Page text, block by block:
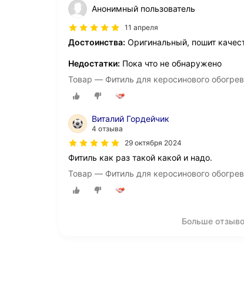
Анонимный пользователь
11 апреля
Достоинства: Оригинальный, пошит
Недостатки: Пока что не обнаружено
Товар — Фитиль для керосинового
Виталий Гордейчик
4 отзыва
29 октября 2024
Фитиль как раз такой какой и надо.
Товар — Фитиль для керосинового
Больше